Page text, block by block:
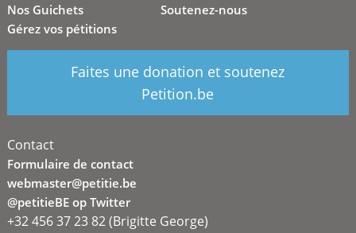
Nos Guichets
Gérez vos pétitions
Soutenez-nous
Faites une donation et soutenez
Petition.be
Contact
Formulaire de contact
webmaster@petitie.be
@petitieBE op Twitter
+32 456 37 23 82 (Brigitte George)